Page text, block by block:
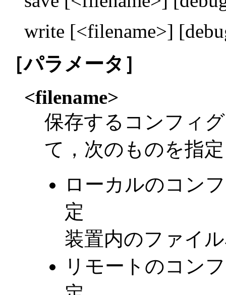
write [<filename>]
［パラメータ］
<filename>
保存するコンフィ
て，次のものを指
ローカルのコン
定
装置内のファイ
リモートのコン